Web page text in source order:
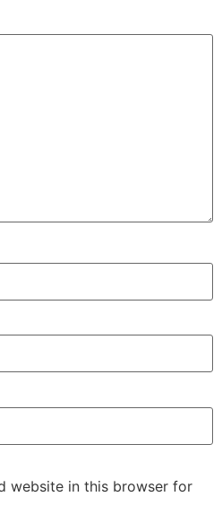
website in this browser for